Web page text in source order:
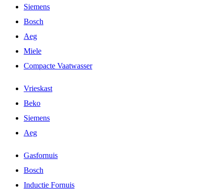
Siemens
Bosch
Aeg
Miele
Compacte Vaatwasser
Vrieskast
Beko
Siemens
Aeg
Gasfornuis
Bosch
Inductie Fornuis